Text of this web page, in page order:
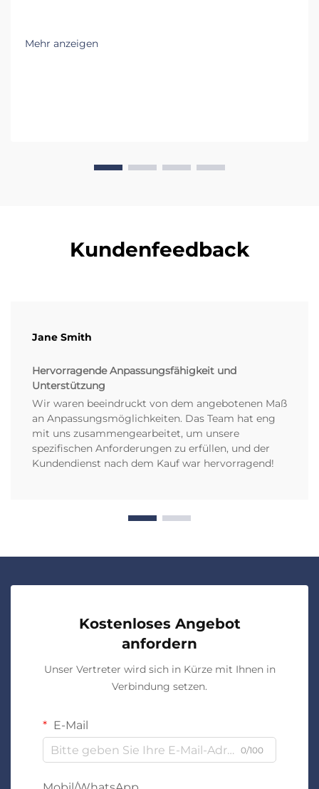
Mehr anzeigen
Kundenfeedback
Jane Smith
Hervorragende Anpassungsfähigkeit und
Unterstützung
Wir waren beeindruckt von dem angebotenen Maß
an Anpassungsmöglichkeiten. Das Team hat eng
mit uns zusammengearbeitet, um unsere
spezifischen Anforderungen zu erfüllen, und der
Kundendienst nach dem Kauf war hervorragend!
Kostenloses Angebot
anfordern
Unser Vertreter wird sich in Kürze mit Ihnen in
Verbindung setzen.
E-Mail
0/100